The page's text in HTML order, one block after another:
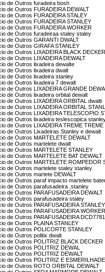
de Outros furadeira bosh
de Outros FURADEIRA DEWALT
de Outros FURADEIRA STALEY
de Outros FURADEIRA STANLEY
de Outros FURADEIRA WORKER
de Outros furadeiraa staley staley
de Outros GARANTI DWALT
de Outros GIRAFA STANLEY
de Outros LIXADEIRA BLACK
de Outros LIXADEIRA DEWALT
de Outros lixadeira dewalte
de Outros lixadeira dwalt
de Outros lixadeira stanley
de Outros lixadeira 7 dewalt
de Outros LIXADEIRA GRANDE
de Outros lixadeira orbital dewalt
de Outros LIXADEIRA ORBITAL dwalti
de Outros LIXADEIRA ORBITAL
de Outros LIXADEIRA TELESCOPIO
de Outros lixadeira teslescopica
de Outros LIXADEIRA TREME TREME
de Outros Lixadeiras Stanley e dewalt
de Outros MARTELETE DEWALT
de Outros martelete dwalt
de Outros MARTELETE STANLEY
de Outros MARTELETE BAT DEWALT
de Outros MARTELETE ROMPEDOR
de Outros martelete staley stanley
de Outros martete DEWALT
de Outros paraf impacto martelete
de Outros parafusadeira ,stanley
de Outros PARAFUSADEIRA DEWALT
de Outros parafusadeira staley
de Outros PARAFUSADEIRA STANLEY
de Outros PARAFUSADEIRA
de Outros PARAFUSADEIRA
de Outros PLAINA STANLEY
de Outros POLICORTE STANLEY
de Outros politix dwalt
de Outros POLITRIZ BLACK DECKER
de Outros POLITRIZ DEWAL
de Outros POLITRIZ DEWALT
de Outros POLITRIZ E
de Outros ROTO ORBITAL DEWALT